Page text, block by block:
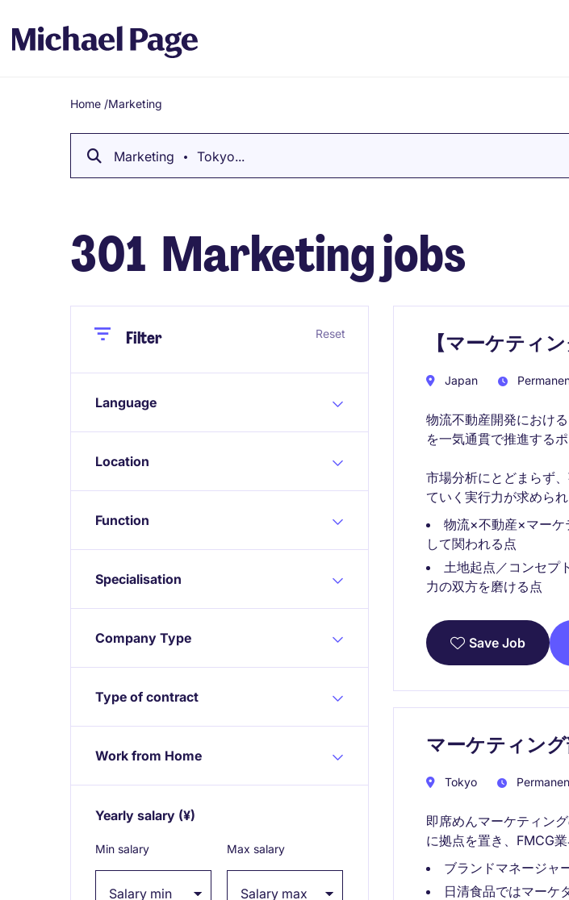
Breadcrumb
Home /Marketing
Marketing Tokyo...
301 Marketing jobs
CloseFilter Reset
Language
Location
Function
Specialisation
Company Type
Type of contract
Work from Home
Yearly salary (¥)
Min salary Max salary
【マーケティ
Japan
物流不動産開発におけ
を一気通貫で推進するポ
市場分析にとどまらず
ていく実行力が求められ
物流×不動産×マーケ
して関われる点
土地起点／コンセプ
力の双方を磨ける点
Save Job
マーケティン
Tokyo
即席めんマーケティン
に拠点を置き、FMCG
ブランドマネージャ
日清食品ではマーケ